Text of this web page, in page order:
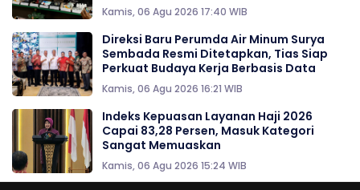
Kamis, 06 Agu 2026 17:40 WIB
Direksi Baru Perumda Air Minum Surya
Sembada Resmi Ditetapkan, Tias Siap
Perkuat Budaya Kerja Berbasis Data
Kamis, 06 Agu 2026 16:21 WIB
Indeks Kepuasan Layanan Haji 2026
Capai 83,28 Persen, Masuk Kategori
Sangat Memuaskan
Kamis, 06 Agu 2026 15:24 WIB